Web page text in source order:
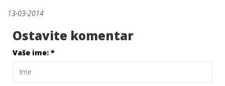
13-03-2014
Ostavite komentar
Vaše ime: *